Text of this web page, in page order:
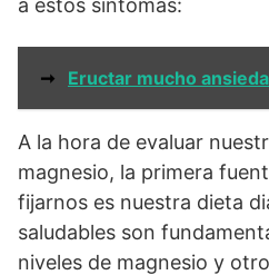
a estos síntomas:
➞ Eructar mucho
A la hora de evaluar
magnesio, la primera
fijarnos es nuestra dieta
saludables son
niveles de magnesio y